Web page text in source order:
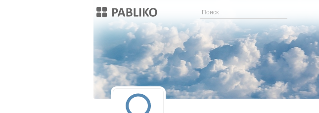
sirgalin